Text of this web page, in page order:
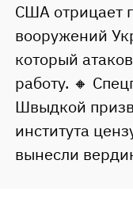
США отрицает
вооружений
который
работу. 🔸
Швыдкой
института
вынесли